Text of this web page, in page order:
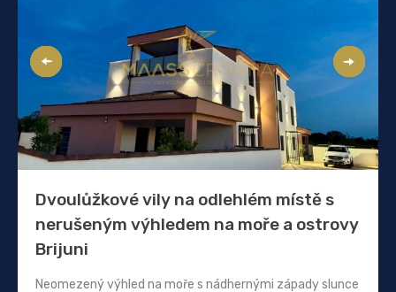
Dvoulůžkové vily na odlehlém místě s
nerušeným výhledem na moře a ostrovy
Brijuni
Neomezený výhled na moře s nádhernými západy slunce